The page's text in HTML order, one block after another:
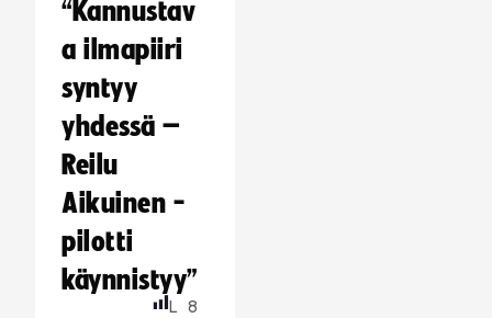
“Kannustav
a ilmapiiri
syntyy
yhdessä –
Reilu
Aikuinen -
pilotti
käynnistyy”
L 8